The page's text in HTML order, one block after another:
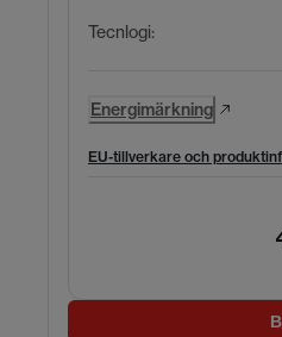
Tecnlogi:
Energimärkning
EU-tillverkare och